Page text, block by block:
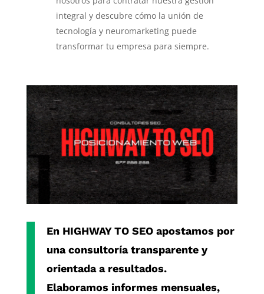
integral y descubre cómo la unión de
tecnología y neuromarketing puede
transformar tu empresa para siempre.
En HIGHWAY TO SEOapostamos por
una consultoría transparente y
orientada a resultados.
Elaboramos informes mensuales,